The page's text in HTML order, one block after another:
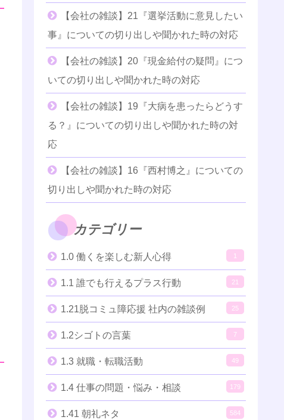
【会社の雑談】21『選挙活動に意見したい
事』についての切り出しや聞かれた時の対応
【会社の雑談】20『現金給付の疑問』につ
いての切り出しや聞かれた時の対応
【会社の雑談】19『大病を患ったらどうす
る？』についての切り出しや聞かれた時の対
応
【会社の雑談】16『西村博之』についての
切り出しや聞かれた時の対応
カテゴリー
1.0 働くを楽しむ新人心得 1
1.1 誰でも行えるプラス行動 21
1.21脱コミュ障応援 社内の雑談例 25
1.2シゴトの言葉 7
1.3 就職・転職活動 49
1.4 仕事の問題・悩み・相談 179
1.41 朝礼ネタ 584